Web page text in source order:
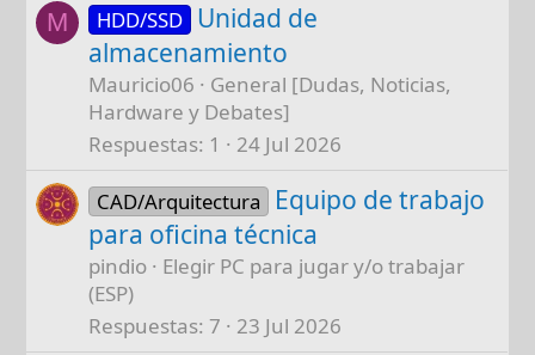
M HDD/SSD Unidad de
almacenamiento
Mauricio06
General [Dudas, Noticias,
Hardware y Debates]
Respuestas 1 24 Jul 2026
CAD/Arquitectura
Equipo de trabajo
para oficina técnica
pindio
Elegir PC para jugar y/o trabajar
(ESP)
Respuestas 7 23 Jul 2026